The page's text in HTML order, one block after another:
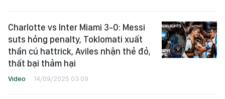
Charlotte vs Inter Miami 3-0: Messi
suts hỏng penalty, Toklomati xuất
thần cú hattrick, Aviles nhận thẻ đỏ,
thất bại thảm hại
Video 14/09/2025 03:09